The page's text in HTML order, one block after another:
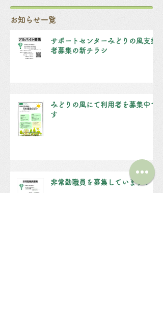
お知らせ一覧
サポートセンターみどりの風支援
者募集の新チラシ
みどりの風にて利用者を募集中で
す
非常勤職員を募集しています！